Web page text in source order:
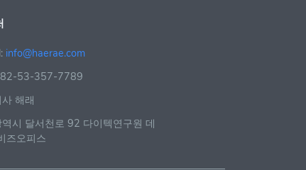
info@haerae.com
53-357-7789
해래
역시 달서천로 92 다이텍연구원 데
즈오피스